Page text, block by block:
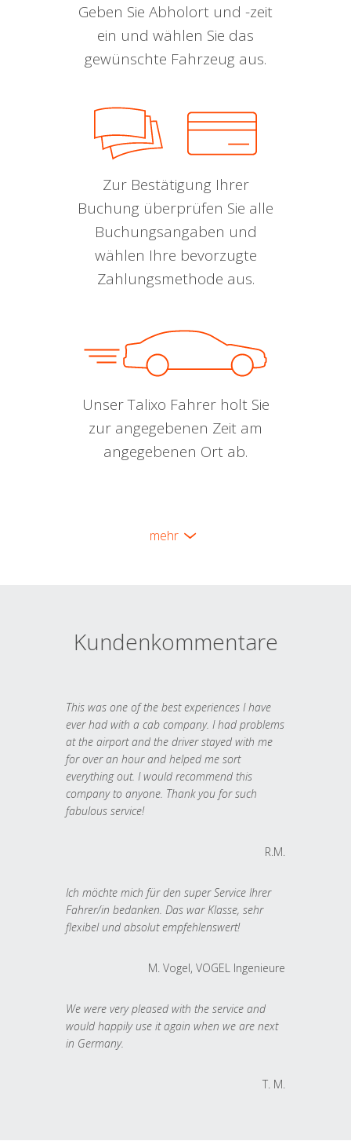
Geben Sie Abholort und -zeit
ein und wählen Sie das
gewünschte Fahrzeug aus.
Zur Bestätigung Ihrer
Buchung überprüfen Sie alle
Buchungsangaben und
wählen Ihre bevorzugte
Zahlungsmethode aus.
Unser Talixo Fahrer holt Sie
zur angegebenen Zeit am
angegebenen Ort ab.
mehr
Kundenkommentare
This was one of the best experiences I have
ever had with a cab company. I had problems
at the airport and the driver stayed with me
for over an hour and helped me sort
everything out. I would recommend this
company to anyone. Thank you for such
fabulous service!
R.M.
Ich möchte mich für den super Service Ihrer
Fahrer/in bedanken. Das war Klasse, sehr
flexibel und absolut empfehlenswert!
M. Vogel, VOGEL Ingenieure
We were very pleased with the service and
would happily use it again when we are next
in Germany.
T. M.